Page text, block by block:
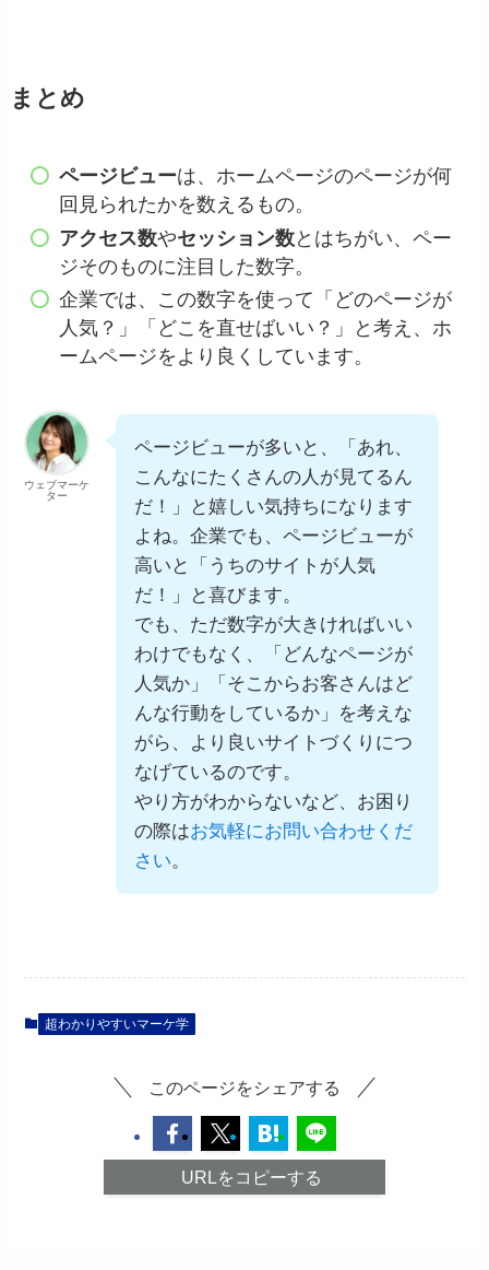
まとめ
ページビューは、ホームページのページが何
回見られたかを数えるもの。
アクセス数やセッション数とはちがい、ペー
ジそのものに注目した数字。
企業では、この数字を使って「どのページが
人気？」「どこを直せばいい？」と考え、ホ
ームページをより良くしています。
ウェブマーケ
ター
ページビューが多いと、「あれ、
こんなにたくさんの人が見てるん
だ！」と嬉しい気持ちになります
よね。企業でも、ページビューが
高いと「うちのサイトが人気
だ！」と喜びます。
でも、ただ数字が大きければいい
わけでもなく、「どんなページが
人気か」「そこからお客さんはど
んな行動をしているか」を考えな
がら、より良いサイトづくりにつ
なげているのです。
やり方がわからないなど、お困り
の際はお気軽にお問い合わせくだ
さい。
超わかりやすいマーケ学
このページをシェアする
URLをコピーする